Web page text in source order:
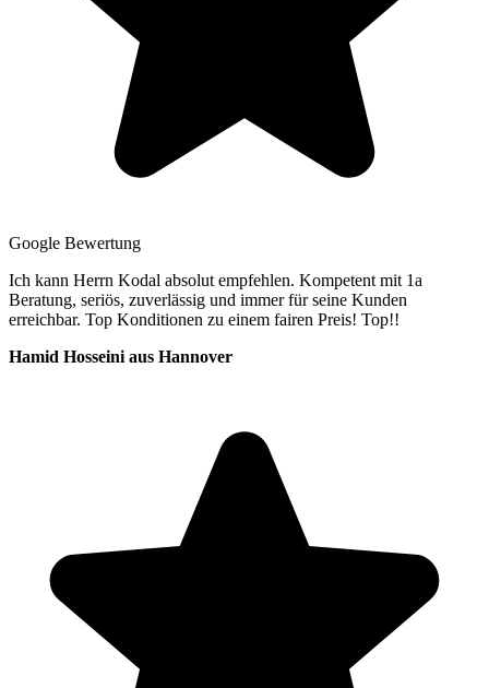
Google Bewertung
Ich kann Herrn Kodal absolut empfehlen. Kompetent mit 1a
Beratung, seriös, zuverlässig und immer für seine Kunden
erreichbar. Top Konditionen zu einem fairen Preis! Top!!
Hamid Hosseini aus Hannover